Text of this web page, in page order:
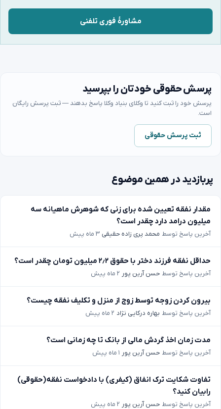
مشاورهٔ فوری تلفنی
پرسش حقوقی خودتان را بپرسید
پرسش خود را ثبت کنید تا وکلای بنیاد وکلا پاسخ بدهند — ثبت پرسش رایگان
است.
ثبت پرسش حقوقی
پربازدید در همین موضوع
مقدار نفقه تعیین شده برای زنی که شوهرش ماهیانه سه
میلیون درامد دارد چقدر است؟
آخرین پاسخ توسط محمد پری زاده حقیقی ۳ ماه پیش
حداقل نفقه فرزند دختر با حقوق ۲٫۲ میلیون تومان چقدر است؟
آخرین پاسخ توسط حسن آرین پور ۲ ماه پیش
بیرون کردن زوجه توسط زوج از منزل و تکلیف نفقه چیست؟
آخرین پاسخ توسط بهاره درکایی نژاد ۲ ماه پیش
مدت زمان اخذ گردش مالی از بانک تا چه زمانی است؟
آخرین پاسخ توسط حسن آرین پور ۱ ماه پیش
تفاوت شکایت ترک انفاق (کیفری) با دادخواست نفقه(حقوقی)
رابیان کنید؟
آخرین پاسخ توسط حسن آرین پور ۲ ماه پیش